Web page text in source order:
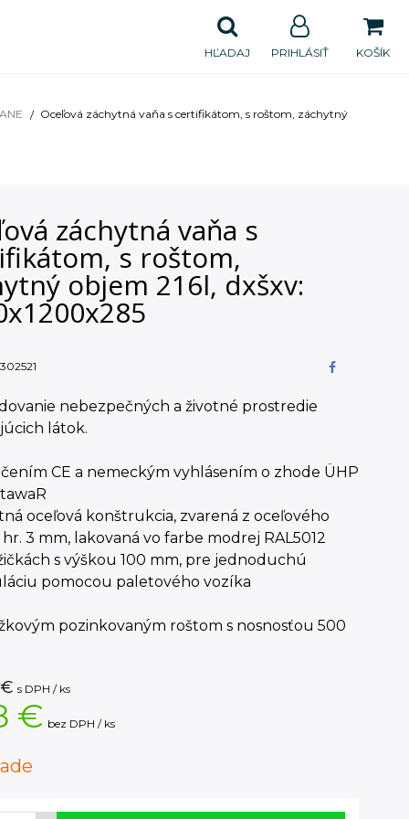
KOŠÍK
PRIHLÁSIŤ
HĽADAJ
Oceľová záchytná vaňa s certifikátom, s roštom, záchytný
záchytná vaňa s
s roštom,
objem 216l, dxšxv:
302521
nebezpečných a životné prostredie
látok.
CE a nemeckým vyhlásením o zhode ÜHP
oceľová konštrukcia, zvarená z oceľového
3 mm, lakovaná vo farbe modrej RAL5012
s výškou 100 mm, pre jednoduchú
pomocou paletového vozíka
pozinkovaným roštom s nosnosťou 500
€ s DPH / ks
€ bez DPH / ks